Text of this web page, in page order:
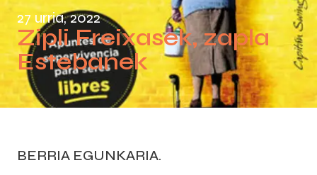
27 urria, 2022
Zipli Freixasek, zapla
Estebanek
BERRIA EGUNKARIA.